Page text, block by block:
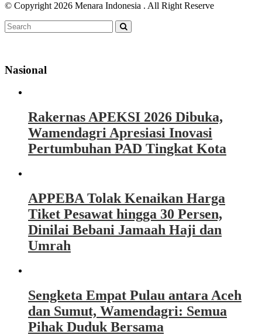
© Copyright 2026 Menara Indonesia . All Right Reserve
Nasional
Rakernas APEKSI 2026 Dibuka,
Wamendagri Apresiasi Inovasi
Pertumbuhan PAD Tingkat Kota
APPEBA Tolak Kenaikan Harga
Tiket Pesawat hingga 30 Persen,
Dinilai Bebani Jamaah Haji dan
Umrah
Sengketa Empat Pulau antara Aceh
dan Sumut, Wamendagri: Semua
Pihak Duduk Bersama